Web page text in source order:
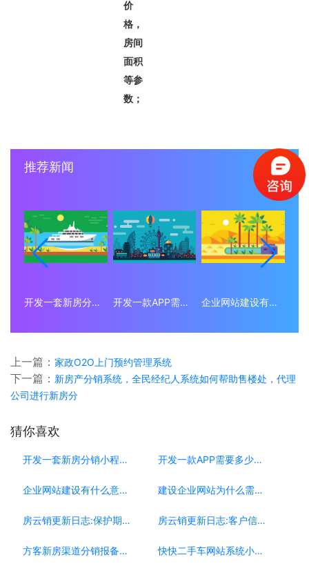
价
格，
房间
面积
等参
数；
推荐新闻
开发一套新房分销小程序系统要多少钱？ 开发一款APP需要多少钱？ 企业网站建设有什么意义？为什么要做企业网站？
上一篇： 家政O2O上门预约管理系统
下一篇： 新房产分销系统，全民经纪人系统如何帮助售楼处，代理
公司进行新房分
猜你喜欢
开发一套新房分销小程序系统要多少钱？ 开发一款APP需要多少钱？
企业网站建设有什么意义？为什么要做企业网站？ 建设企业网站为什么需要移动端？
房云销更新日志:保护期更新[0223] 房云销更新日志:客户信息复制[0304]
方客新房渠道分销报备系统，渠道公司的必选系统 快快二手车网站系统小程序，如何助力车商搭建自己平台